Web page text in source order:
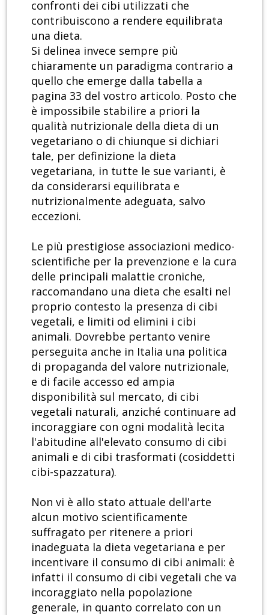
confronti dei cibi utilizzati che
contribuiscono a rendere equilibrata
una dieta.
Si delinea invece sempre più
chiaramente un paradigma contrario a
quello che emerge dalla tabella a
pagina 33 del vostro articolo. Posto che
è impossibile stabilire a priori la
qualità nutrizionale della dieta di un
vegetariano o di chiunque si dichiari
tale, per definizione la dieta
vegetariana, in tutte le sue varianti, è
da considerarsi equilibrata e
nutrizionalmente adeguata, salvo
eccezioni.
Le più prestigiose associazioni medico-
scientifiche per la prevenzione e la cura
delle principali malattie croniche,
raccomandano una dieta che esalti nel
proprio contesto la presenza di cibi
vegetali, e limiti od elimini i cibi
animali. Dovrebbe pertanto venire
perseguita anche in Italia una politica
di propaganda del valore nutrizionale,
e di facile accesso ed ampia
disponibilità sul mercato, di cibi
vegetali naturali, anziché continuare ad
incoraggiare con ogni modalità lecita
l'abitudine all'elevato consumo di cibi
animali e di cibi trasformati (cosiddetti
cibi-spazzatura).
Non vi è allo stato attuale dell'arte
alcun motivo scientificamente
suffragato per ritenere a priori
inadeguata la dieta vegetariana e per
incentivare il consumo di cibi animali: è
infatti il consumo di cibi vegetali che va
incoraggiato nella popolazione
generale, in quanto correlato con un